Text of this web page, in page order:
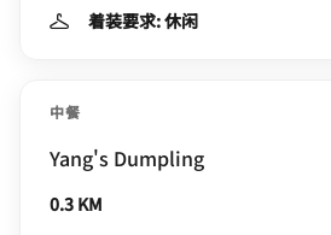
着装要求: 休闲
中餐
Yang's Dumpling
0.3 KM